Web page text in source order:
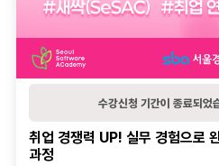
후기
1:1문의
학습질문
수강신청 기간이 종료되었
취업 경쟁력 UP! 실무 경험으로
과정